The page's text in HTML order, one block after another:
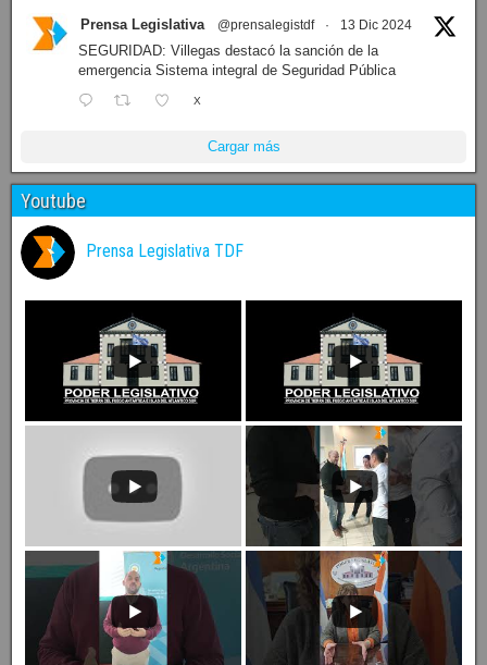
Prensa Legislativa @prensalegistdf · 13 Dic 2024
SEGURIDAD: Villegas destacó la sanción de la
emergencia Sistema integral de Seguridad Pública
X
Cargar más
Youtube
Prensa Legislativa TDF